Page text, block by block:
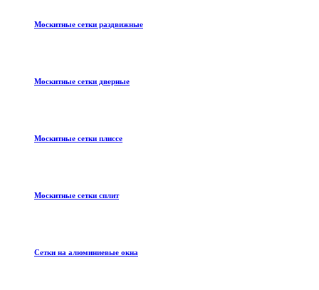
Москитные сетки раздвижные
Москитные сетки дверные
Москитные сетки плиссе
Москитные сетки сплит
Сетки на алюминиевые окна